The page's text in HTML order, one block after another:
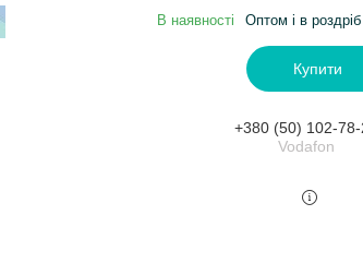
В наявності Оптом і в роздріб
Купити
+380 (50) 102-
Vodafon